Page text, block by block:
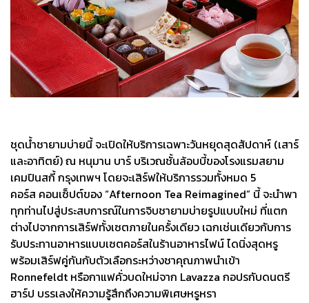
ชุดน้ำชายามบ่ายนี้ จะเปิดให้บริการเฉพาะวันหยุดสุดสัปดาห์ (เสาร์
และอาทิตย์) ณ หนุมาน บาร์ บริเวณชั้นล้อบบี้ของโรงแรมสยาม
เคมปินสกี้ กรุงเทพฯ โดยจะเสิร์ฟให้บริการรวมทั้งหมด 5
คอร์ส คอนเซ็ปต์ของ “Afternoon Tea Reimagined” นี้ จะนำพา
ทุกท่านไปสู่ประสบการณ์ในการจิบชายามบ่ายรูปแบบใหม่ ที่แตก
ต่างไปจากการเสิร์ฟทั้งเซตภายในครั้งเดียว เฉกเช่นเดียวกับการ
รับประทานอาหารแบบเซตคอร์สในร้านอาหารไฟน์ ไดนิ่งสุดหรู
พร้อมเสิร์ฟคู่กันกับตัวเลือกระหว่างชาคุณภาพนำเข้า
Ronnefeldt หรือกาแฟคั่วบดใหม่จาก Lavazza กอปรกับดนตรี
ฮาร์ป บรรเลงให้ความรู้สึกถึงความพิเศษหรูหรา